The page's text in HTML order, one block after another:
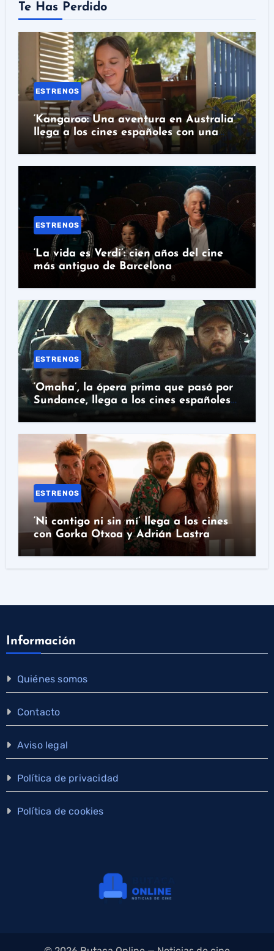
Te Has Perdido
ESTRENOS
‘Kangaroo: Una aventura en Australia’
llega a los cines españoles con una
historia real detrás
ESTRENOS
‘La vida es Verdi’: cien años del cine
más antiguo de Barcelona
ESTRENOS
‘Omaha’, la ópera prima que pasó por
Sundance, llega a los cines españoles
el 17 de julio
ESTRENOS
‘Ni contigo ni sin mí’ llega a los cines
con Gorka Otxoa y Adrián Lastra
Información
Quiénes somos
Contacto
Aviso legal
Política de privacidad
Política de cookies
Cine y series, en tu WhatsApp
Estrenos y noticias en el canal de Butaca Online. Gratis y nadie